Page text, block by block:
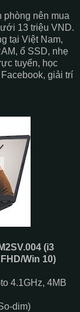
phòng nên mua
13 triệu VND.
tại Việt Nam,
ổ SSD, nhẹ
tuyến, học
giải trí
(i3
Win 10)
4.1GHz, 4MB
dim)